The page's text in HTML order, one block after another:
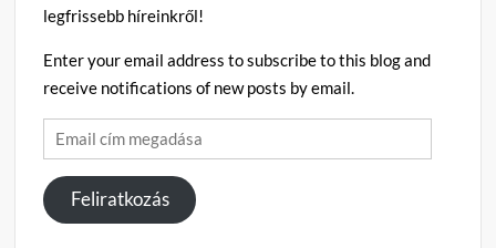
legfrissebb híreinkről!
Enter your email address to subscribe to this blog and
receive notifications of new posts by email.
Email
cím
megadása
Feliratkozás